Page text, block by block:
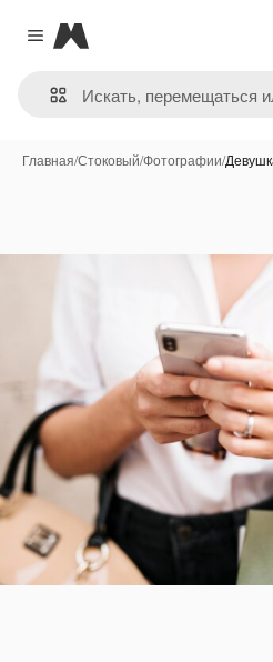
Close menu
Magnific
Главная/Стоковый/Фотографии/